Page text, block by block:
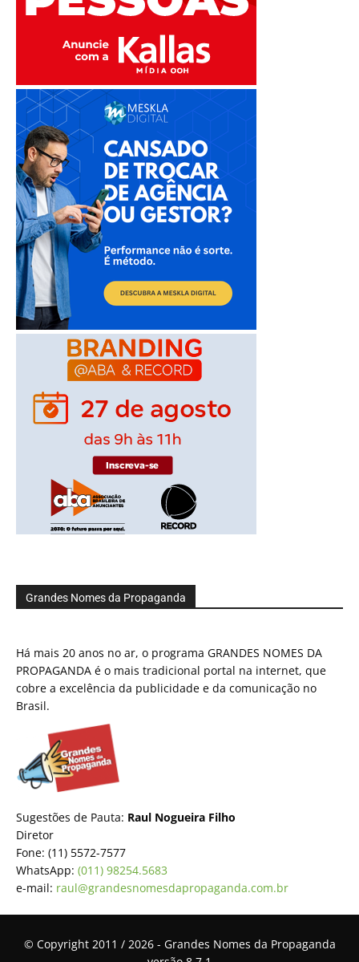
Grandes Nomes da Propaganda
Há mais 20 anos no ar, o programa GRANDES NOMES DA
PROPAGANDA é o mais tradicional portal na internet, que
cobre a excelência da publicidade e da comunicação no
Brasil.
Sugestões de Pauta: Raul Nogueira Filho
Diretor
Fone: (11) 5572-7577
WhatsApp: (011) 98254.5683
e-mail: raul@grandesnomesdapropaganda.com.br
© Copyright 2011 / 2026 - Grandes Nomes da Propaganda